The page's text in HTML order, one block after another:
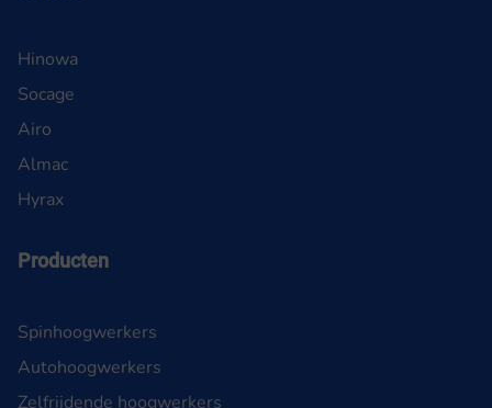
Hinowa
Socage
Airo
Almac
Hyrax
Producten
Spinhoogwerkers
Autohoogwerkers
Zelfrijdende hoogwerkers